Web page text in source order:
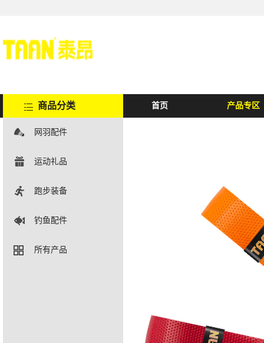
商品分类
网羽配件
运动礼品
跑步装备
钓鱼配件
所有产品
首页 产品专区